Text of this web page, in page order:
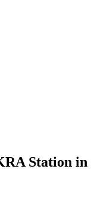
Station in